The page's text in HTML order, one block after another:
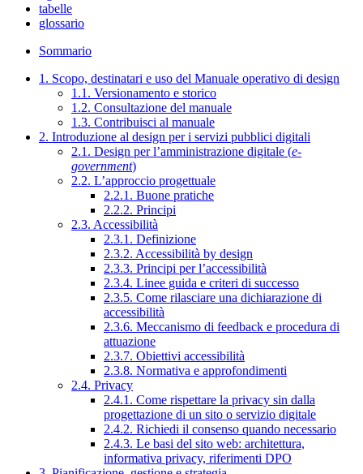
tabelle
glossario
Sommario
1. Scopo, destinatari e uso del Manuale operativo di design
1.1. Versionamento e storico
1.2. Consultazione del manuale
1.3. Contribuisci al manuale
2. Introduzione al design per i servizi pubblici digitali
2.1. Design per l’amministrazione digitale (e-
government)
2.2. L’approccio progettuale
2.2.1. Buone pratiche
2.2.2. Principi
2.3. Accessibilità
2.3.1. Definizione
2.3.2. Accessibilità by design
2.3.3. Principi per l’accessibilità
2.3.4. Linee guida e criteri di successo
2.3.5. Come rilasciare una dichiarazione di
accessibilità
2.3.6. Meccanismo di feedback e procedura di
attuazione
2.3.7. Obiettivi accessibilità
2.3.8. Normativa e approfondimenti
2.4. Privacy
2.4.1. Come rispettare la privacy sin dalla
progettazione di un sito o servizio digitale
2.4.2. Richiedi il consenso quando necessario
2.4.3. Le basi del sito web: architettura,
informativa privacy, riferimenti DPO